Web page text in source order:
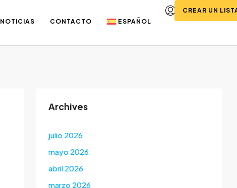
NOTICIAS CONTACTO ESPAÑOL
CREAR UN
Archives
julio 2026
mayo 2026
abril 2026
marzo 2026